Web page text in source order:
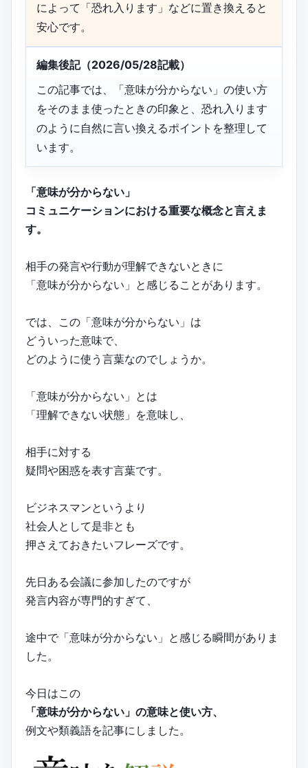
によって「恐れ入ります」などに置き換えると
安心です。
編集後記（2026/05/28記載）
この記事では、「意味が分からない」の使い方
をそのまま使ったときの印象と、恐れ入ります
のように自然に言い換えるポイントを整理して
います。
「意味が分からない」
コミュニケーションにおける重要な概念と言えま
す。
相手の発言や行動が理解できないときに
「意味が分からない」と感じることがあります。
では、この「意味が分からない」は
どういった意味で、
どのように使う言葉なのでしょうか。
「意味が分からない」とは
「理解できない状態」を意味し、
相手に対する
疑問や困惑を表す言葉です。
ビジネスマンというより
社会人として是非とも
押さえておきたいフレーズです。
先日ある会議に参加したのですが
発言内容が専門的すぎて、
途中で「意味が分からない」と感じる瞬間がありま
した。
今日はこの
「意味が分からない」の意味と使い方、
例文や類義語を記事にしました。